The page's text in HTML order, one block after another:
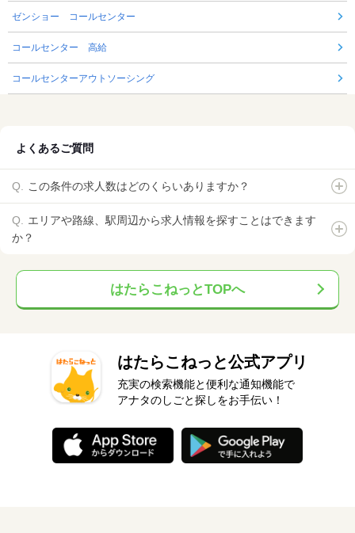
ゼンショー コールセンター
コールセンター 高給
コールセンターアウトソーシング
よくあるご質問
この条件の求人数はどのくらいありますか？
エリアや路線、駅周辺から求人情報を探すことはできます
か？
はたらこねっとTOPへ
はたらこねっと公式アプリ
充実の検索機能と便利な通知機能で
アナタのしごと探しをお手伝い！